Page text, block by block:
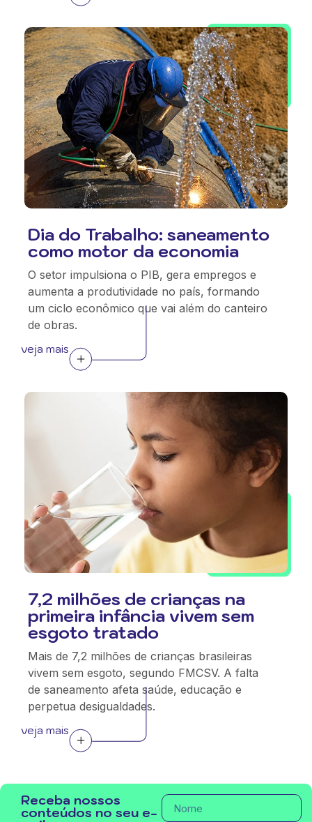
Dia do Trabalho: saneamento
como motor da economia
O setor impulsiona o PIB, gera empregos e
aumenta a produtividade no país, formando
um ciclo econômico que vai além do canteiro
de obras.
veja mais
7,2 milhões de crianças na
primeira infância vivem sem
esgoto tratado
Mais de 7,2 milhões de crianças brasileiras
vivem sem esgoto, segundo FMCSV. A falta
de saneamento afeta saúde, educação e
perpetua desigualdades.
veja mais
Receba nossos
conteúdos no seu e-